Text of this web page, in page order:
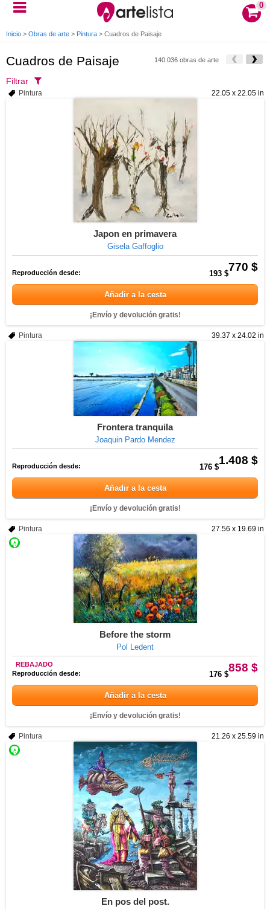
0
Inicio > Obras de arte > Pintura > Cuadros de Paisaje
Cuadros de Paisaje 140.036 obras de arte
Filtrar
22.05 x 22.05 in
Pintura
Japon en primavera
Gisela Gaffoglio
770 $
Reproducción desde: 193 $
Añadir a la cesta
¡Envío y devolución gratis!
39.37 x 24.02 in
Pintura
Frontera tranquila
Joaquin Pardo Mendez
1.408 $
Reproducción desde: 176 $
Añadir a la cesta
¡Envío y devolución gratis!
27.56 x 19.69 in
Pintura
Before the storm
Pol Ledent
858 $
REBAJADO
Reproducción desde:
176 $
Añadir a la cesta
¡Envío y devolución gratis!
21.26 x 25.59 in
Pintura
En pos del post.